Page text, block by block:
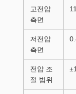
고전압
측면
저전압
측면
전압 조
절 범위